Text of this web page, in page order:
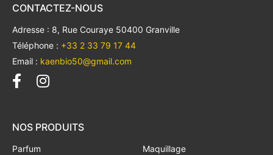
CONTACTEZ-NOUS
Adresse : 8, Rue Couraye 50400 Granville
Téléphone : +33 2 33 79 17 44
Email : kaenbio50@gmail.com
NOS PRODUITS
Parfum
Maquillage